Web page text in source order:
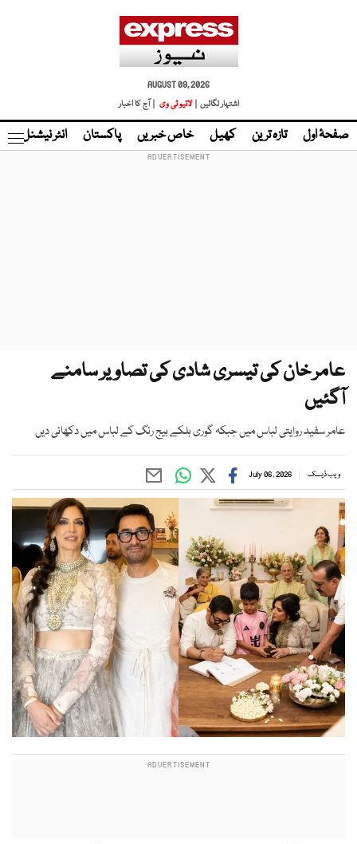
AUGUST 09, 2026
اشتہار لگائیں |
لائیو ٹی وی | آج کا اخبار
صفحۂ اول تازہ ترین کھیل خاص خبریں پاکستان انٹر نیشنل
عامر خان کی تیسری شادی کی تصاویر سامنے
آگئیں
عامر سفید روایتی لباس میں جبکہ گوری ہلکے بیج رنگ کے لباس میں دکھائی دیں
ویب ڈیسک July 06, 2026